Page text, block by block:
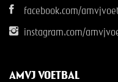
facebook.com/
instagram.com/
AMVJ VOETBAL